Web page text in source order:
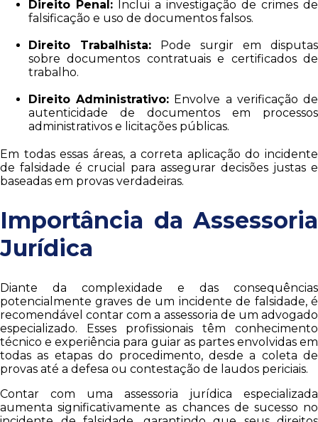
Direito Penal: Inclui a investigação de crimes de
falsificação e uso de documentos falsos.
Direito Trabalhista: Pode surgir em disputas
sobre documentos contratuais e certificados de
trabalho.
Direito Administrativo: Envolve a verificação de
autenticidade de documentos em processos
administrativos e licitações públicas.
Em todas essas áreas, a correta aplicação do incidente
de falsidade é crucial para assegurar decisões justas e
baseadas em provas verdadeiras.
Importância da Assessoria
Jurídica
Diante da complexidade e das consequências
potencialmente graves de um incidente de falsidade, é
recomendável contar com a assessoria de um advogado
especializado. Esses profissionais têm conhecimento
técnico e experiência para guiar as partes envolvidas em
todas as etapas do procedimento, desde a coleta de
provas até a defesa ou contestação de laudos periciais.
Contar com uma assessoria jurídica especializada
aumenta significativamente as chances de sucesso no